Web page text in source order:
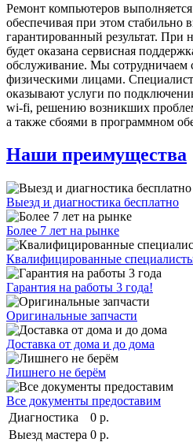
Ремонт компьютеров
обеспечивая при этом стабильно
гарантированный результат. При
будет оказана сервисная
обслуживание. Мы сотрудничаем
физическими лицами.
оказывают услуги по
wi-fi, решению возникших
а также сбоями в программном
Наши преимущества
Выезд и диагностика бесплатно
Более 7 лет на рынке
Квалифицированные
Гарантия на работы 3 года!
Оригинальные запчасти
Доставка от дома и до дома
Лишнего не берём
Все документы предоставим
Диагностика
0 р.
Выезд мастера 0 р.